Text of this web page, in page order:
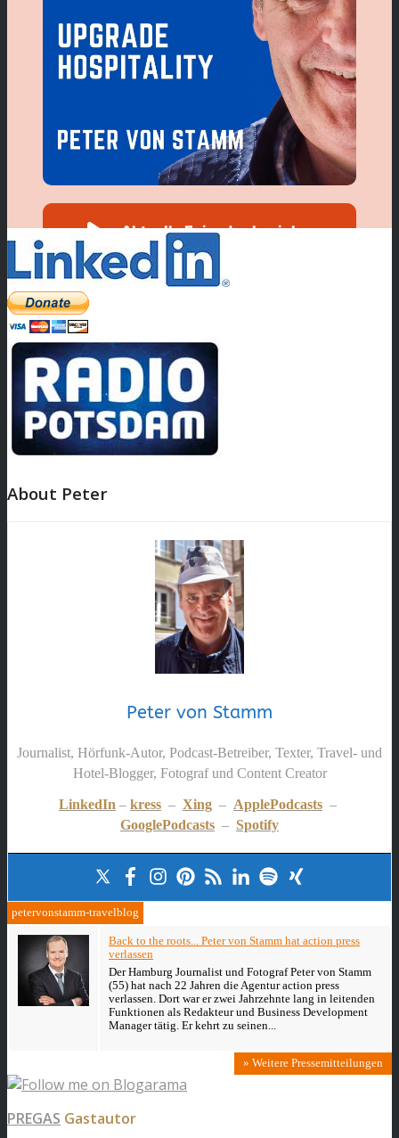
About Peter
Peter von Stamm
Journalist, Hörfunk-Autor, Podcast-Betreiber, Texter, Travel- und
Hotel-Blogger, Fotograf und Content Creator
LinkedIn – kress – Xing – ApplePodcasts –
GooglePodcasts – Spotify
petervonstamm-travelblog
Back to the roots... Peter von Stamm hat action press
verlassen
Der Hamburg Journalist und Fotograf Peter von Stamm
(55) hat nach 22 Jahren die Agentur action press
verlassen. Dort war er zwei Jahrzehnte lang in leitenden
Funktionen als Redakteur und Business Development
Manager tätig. Er kehrt zu seinen...
» Weitere Pressemitteilungen
PREGAS Gastautor